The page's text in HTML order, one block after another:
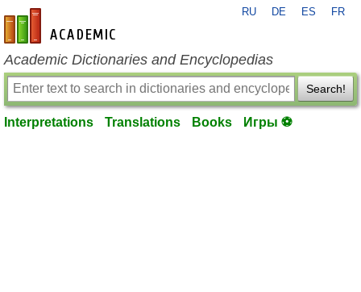
en-academic.com
RU DE ES FR
Academic Dictionaries and Encyclopedias
Search!
Interpretations Translations Books Игры ⚽